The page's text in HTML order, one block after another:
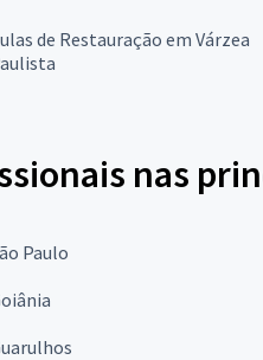
de Restauração em Várzea
nas
Paulo